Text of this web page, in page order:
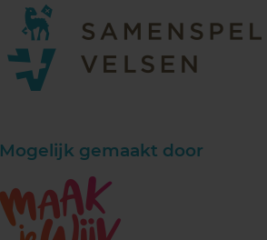
Mogelijk gemaakt door